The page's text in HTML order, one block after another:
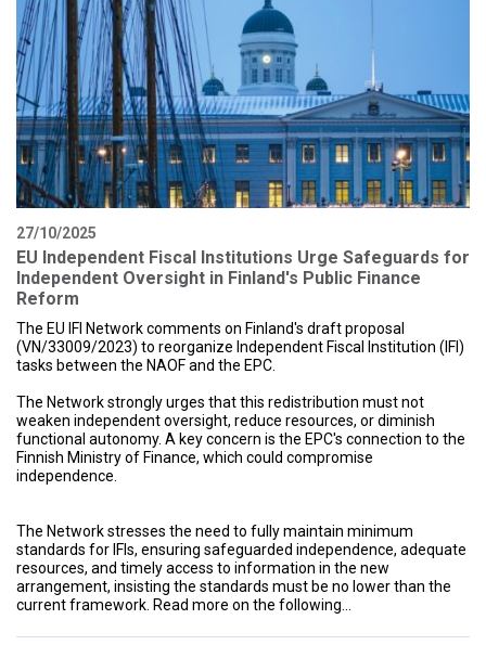
27/10/2025
EU Independent Fiscal Institutions Urge Safeguards for
Independent Oversight in Finland's Public Finance
Reform
The EU IFI Network comments on Finland's draft proposal
(VN/33009/2023) to reorganize Independent Fiscal Institution (IFI)
tasks between the NAOF and the EPC.
The Network strongly urges that this redistribution must not
weaken independent oversight, reduce resources, or diminish
functional autonomy. A key concern is the EPC's connection to the
Finnish Ministry of Finance, which could compromise
independence.
The Network stresses the need to fully maintain minimum
standards for IFIs, ensuring safeguarded independence, adequate
resources, and timely access to information in the new
arrangement, insisting the standards must be no lower than the
current framework. Read more on the following...